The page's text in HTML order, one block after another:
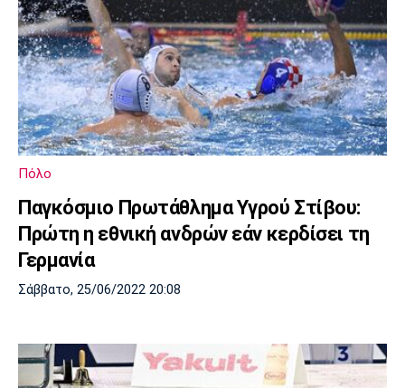
Πόλο
Παγκόσμιο Πρωτάθλημα Υγρού Στίβου:
Πρώτη η εθνική ανδρών εάν κερδίσει τη
Γερμανία
Σάββατο, 25/06/2022 20:08